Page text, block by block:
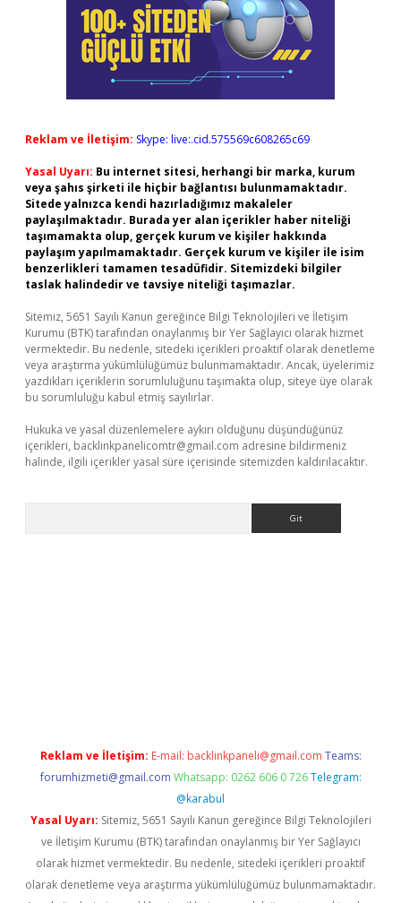
Reklam ve İletişim: Skype: live:.cid.575569c608265c69
Yasal Uyarı: Bu internet sitesi, herhangi bir marka, kurum
veya şahıs şirketi ile hiçbir bağlantısı bulunmamaktadır.
Sitede yalnızca kendi hazırladığımız makaleler
paylaşılmaktadır. Burada yer alan içerikler haber niteliği
taşımamakta olup, gerçek kurum ve kişiler hakkında
paylaşım yapılmamaktadır. Gerçek kurum ve kişiler ile isim
benzerlikleri tamamen tesadüfidir. Sitemizdeki bilgiler
taslak halindedir ve tavsiye niteliği taşımazlar.
Sitemiz, 5651 Sayılı Kanun gereğince Bilgi Teknolojileri ve İletişim
Kurumu (BTK) tarafından onaylanmış bir Yer Sağlayıcı olarak hizmet
vermektedir. Bu nedenle, sitedeki içerikleri proaktif olarak denetleme
veya araştırma yükümlülüğümüz bulunmamaktadır. Ancak, üyelerimiz
yazdıkları içeriklerin sorumluluğunu taşımakta olup, siteye üye olarak
bu sorumluluğu kabul etmiş sayılırlar.
Hukuka ve yasal düzenlemelere aykırı olduğunu düşündüğünüz
içerikleri, backlinkpanelicomtr@gmail.com adresine bildirmeniz
halinde, ilgili içerikler yasal süre içerisinde sitemizden kaldırılacaktır.
Reklam ve İletişim: E-mail: backlinkpaneli@gmail.com Teams:
forumhizmeti@gmail.com Whatsapp: 0262 606 0 726 Telegram:
@karabul
Yasal Uyarı: Sitemiz, 5651 Sayılı Kanun gereğince Bilgi Teknolojileri
ve İletişim Kurumu (BTK) tarafından onaylanmış bir Yer Sağlayıcı
olarak hizmet vermektedir. Bu nedenle, sitedeki içerikleri proaktif
olarak denetleme veya araştırma yükümlülüğümüz bulunmamaktadır.